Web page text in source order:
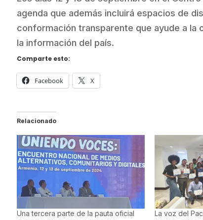
agenda que además incluirá espacios de
conformación transparente que ayude a la
la información del país.
Comparte esto:
Facebook X
Relacionado
Una tercera parte de la pauta oficial
La voz del